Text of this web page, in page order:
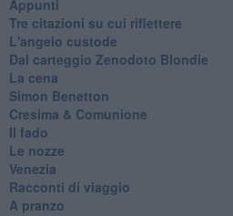
Appunti
Tre citazioni su cui riflettere
L'angelo custode
Dal carteggio Zenodoto Blondie
La cena
Simon Benetton
Cresima & Comunione
Il fado
Le nozze
Venezia
Racconti di viaggio
A pranzo